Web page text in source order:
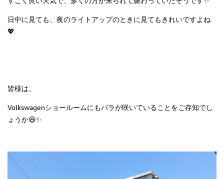
日中に見ても、夜のライトアップのときに見てもきれいですよね
💖
皆様は、
Volkswagenショールームにもバラが咲いていることをご存知でし
ょうか😆✨